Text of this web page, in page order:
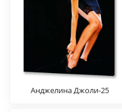
Анджелина Джоли-25